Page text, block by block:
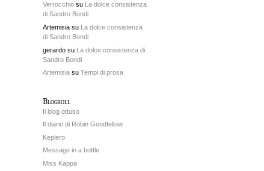
Verrocchio su La dolce consistenza
di Sandro Bondi
Artemisia su La dolce consistenza
di Sandro Bondi
gerardo su La dolce consistenza di
Sandro Bondi
Artemisia su Tempi di prosa
Blogroll
Il blog ottuso
Il diario di Robin Goodfellow
Keplero
Message in a bottle
Miss Kappa